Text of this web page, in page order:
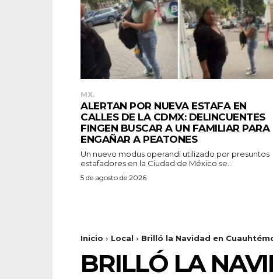
MX.
ALERTAN POR NUEVA ESTAFA EN
CALLES DE LA CDMX: DELINCUENTES
FINGEN BUSCAR A UN FAMILIAR PARA
ENGAÑAR A PEATONES
Un nuevo modus operandi utilizado por presuntos
estafadores en la Ciudad de México se...
5 de agosto de 2026